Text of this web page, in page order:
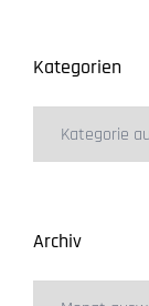
Kategorien
Archiv